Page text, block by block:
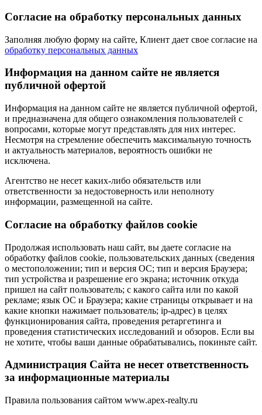
Согласие на обработку персональных данных
Заполняя любую форму на сайте, Клиент дает свое согласие на
обработку персональных данных
Информация на данном сайте не является
публичной офертой
Информация на данном сайте не является публичной офертой,
и предназначена для общего ознакомления пользователей с
вопросами, которые могут представлять для них интерес.
Несмотря на стремление обеспечить максимальную точность
и актуальность материалов, вероятность ошибки не
исключена.
Агентство не несет каких-либо обязательств или
ответственности за недостоверность или неполноту
информации, размещенной на сайте.
Cогласие на обработку файлов cookie
Продолжая использовать наш сайт, вы даете согласие на
обработку файлов cookie, пользовательских данных (сведения
о местоположении; тип и версия ОС; тип и версия Браузера;
тип устройства и разрешение его экрана; источник откуда
пришел на сайт пользователь; с какого сайта или по какой
рекламе; язык ОС и Браузера; какие страницы открывает и на
какие кнопки нажимает пользователь; ip-адрес) в целях
функционирования сайта, проведения ретаргетинга и
проведения статистических исследований и обзоров. Если вы
не хотите, чтобы ваши данные обрабатывались, покиньте сайт.
Администрация Сайта не несет ответственность
за информационные материалы
Правила пользования сайтом www.apex-realty.ru